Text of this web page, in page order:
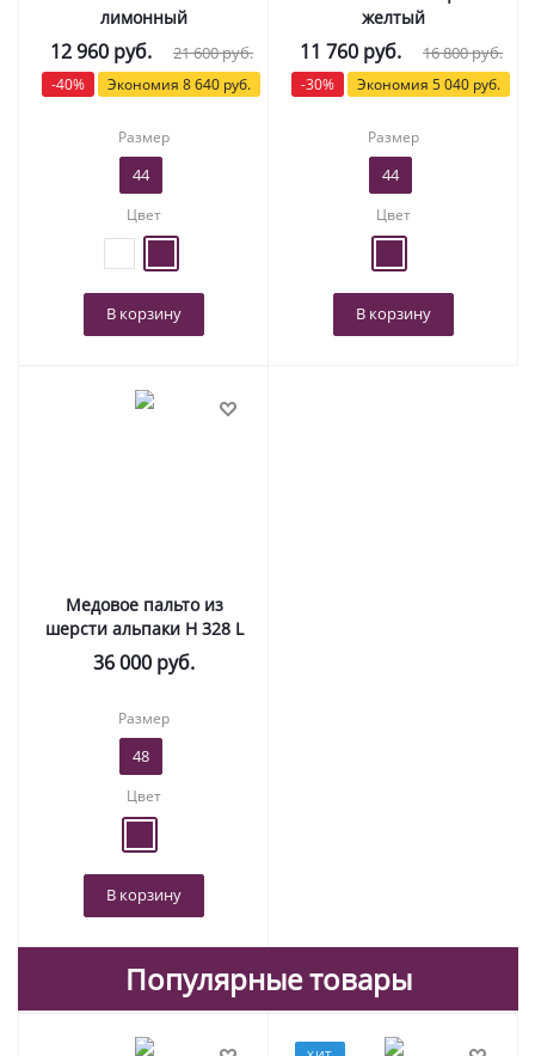
лимонный
12 960 руб. 21 600руб.
-40% Экономия 8 640 руб.
Размер
44
Цвет
В корзину
желтый
11 760 руб. 16 800руб.
-30% Экономия 5 040 руб.
Размер
44
Цвет
В корзину
Медовое пальто из
шерсти альпаки Н 328 L
36 000 руб.
Размер
48
Цвет
В корзину
Популярные товары